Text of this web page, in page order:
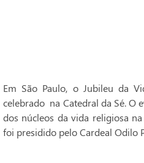
Em São Paulo, o Jubileu da
celebrado na Catedral da Sé. O
dos núcleos da vida religiosa
foi presidido pelo Cardeal Odilo